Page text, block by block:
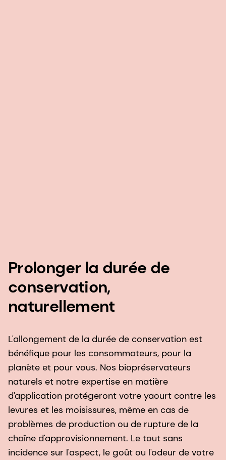
Prolonger la durée de
conservation,
naturellement
L'allongement de la durée de conservation est
bénéfique pour les consommateurs, pour la
planète et pour vous. Nos biopréservateurs
naturels et notre expertise en matière
d'application protégeront votre yaourt contre les
levures et les moisissures, même en cas de
problèmes de production ou de rupture de la
chaîne d'approvisionnement. Le tout sans
incidence sur l'aspect, le goût ou l'odeur de votre